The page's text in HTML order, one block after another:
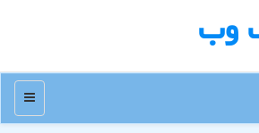
وب
منو